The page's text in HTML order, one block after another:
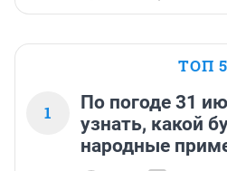
ТОП 5
1
По погоде 31
узнать, какой
народные